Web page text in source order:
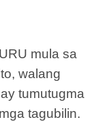
mula sa
walang
tumutugma
tagubilin.